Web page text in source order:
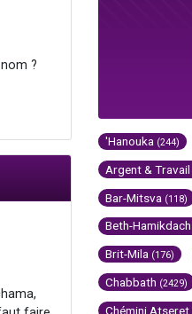
?
'Hanouka (244)
Argent & Travail
Bar-Mitsva (118)
Beth-Hamikdach
Brit-Mila (176)
Chabbath (2429)
Chémini Atseret